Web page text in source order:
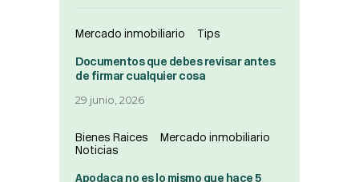
Mercado inmobiliario Tips
Documentos que debes revisar antes
de firmar cualquier cosa
29 junio, 2026
Bienes Raices
Mercado inmobiliario
Noticias
Apodaca no es lo mismo que hace 5